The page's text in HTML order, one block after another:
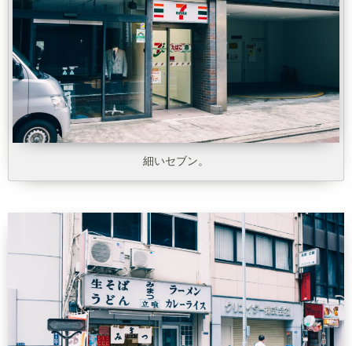
細いセブン。